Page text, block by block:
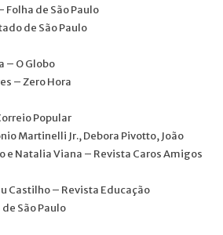
Folha de São Paulo
de São Paulo
– O Globo
– Zero Hora
Popular
Martinelli Jr., Debora Pivotto, João
e Natalia Viana – Revista Caros Amigos
Castilho – Revista Educação
São Paulo